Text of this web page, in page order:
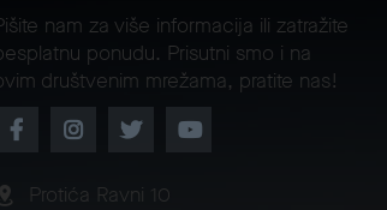
nam za više informacija ili zatražite
ponudu. Prisutni smo i na
društvenim mrežama, pratite nas!
Protića Ravni 10